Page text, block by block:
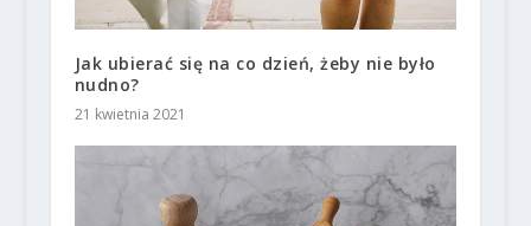
Jak ubierać się na co dzień, żeby nie było
nudno?
21 kwietnia 2021